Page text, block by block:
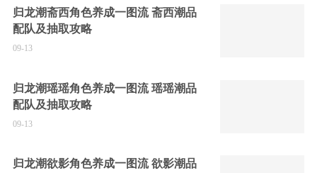
归龙潮斋西角色养成一图流 斋西潮品
配队及抽取攻略
09-13
归龙潮瑶瑶角色养成一图流 瑶瑶潮品
配队及抽取攻略
09-13
归龙潮欲影角色养成一图流 欲影潮品